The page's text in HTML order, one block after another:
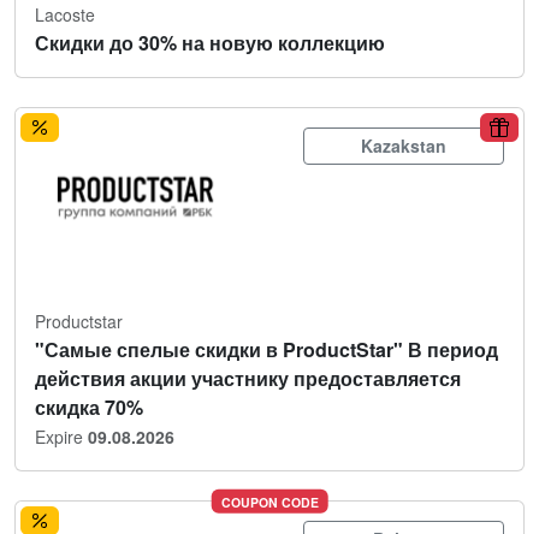
Lacoste
Скидки до 30% на новую коллекцию
Kazakstan
Productstar
"Самые спелые скидки в ProductStar" В период
действия акции участнику предоставляется
скидка 70%
Expire 09.08.2026
COUPON CODE